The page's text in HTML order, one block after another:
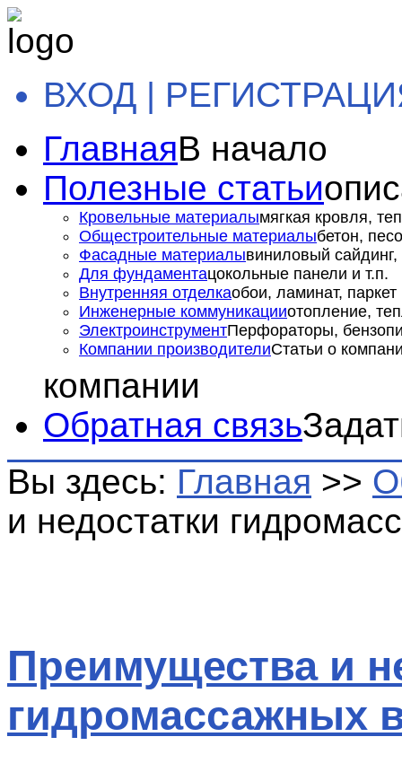
ВХОД |
ГлавнаяВ начало
Полезные статьи
Кровельные материалымягкая кровля,
Общестроительные материалыбетон,
Фасадные материалывиниловый сайдинг,
Для фундаментацокольные панели и т.п.
Внутренняя отделкаобои, ламинат, паркет
Инженерные коммуникацииотопление,
ЭлектроинструментПерфораторы,
Компании производителиСтатьи о
компании
Обратная связь
Вы здесь: Главная >>
и недостатки
Преимущества и
гидромассажных